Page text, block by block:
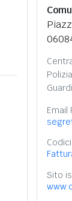
Email
Sito